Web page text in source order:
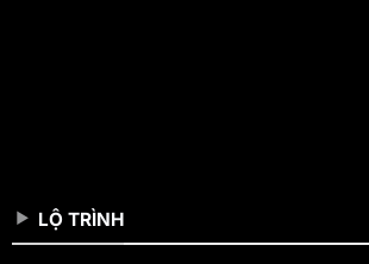
LỘ TRÌNH